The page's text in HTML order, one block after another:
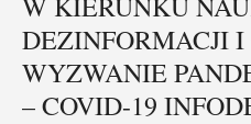
DEZINFORMACJI I
WYZWANIE
– COVID-19